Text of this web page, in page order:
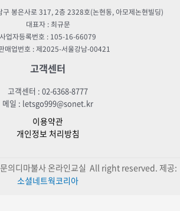
구 봉은사로 317, 2층 2328호(논현동, 아모제논현빌딩)
대표자 : 최규문
사업자등록번호 : 105-16-66079
매업번호 : 제2025-서울강남-00421
고객센터
고객센터 : 02-6368-8777
메일 : letsgo999@sonet.kr
이용약관
개인정보 처리방침
의디마불사 온라인교실 All right reserved. 제공:
소셜네트웍코리아